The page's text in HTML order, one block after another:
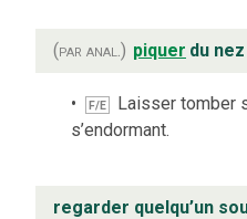
(par anal.) piquer du nez
F/E
Laisser tomber
s’endormant.
regarder quelqu’un